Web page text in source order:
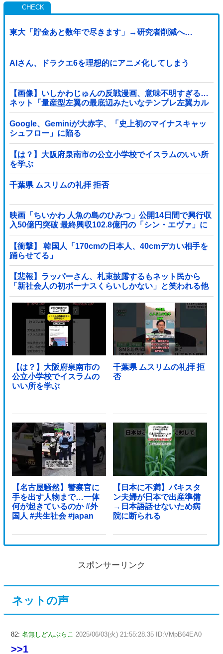
東大「貯金あと数年で尽きます」→研究者削減へ…
AIさん、ドラクエ6を理想的にアニメ化してしまう
【画像】いしかわじゅんの反戦漫画、意味不明すぎる…
ネット「量産型左翼の最底辺みたいなテンプレ左翼カル
ト陰謀妄想漫画しか描けなくなってる」
Google、Geminiが大赤字、「史上初のマイナスキャッ
シュフロー」に陥る
【は？】大阪府泉南市の公立小学校でイスラムのいい所
を学ぶ
千葉県 ムスリムの礼拝 拒否
映画「ちいかわ 人魚の島のひみつ」公開14日間で興行収
入50億円突破 最終興収102.8億円の「シン・エヴァ」に
並ぶペース
【衝撃】 韓国人「170cmの日本人、40cmデカい相手を
踊らせてる」
【悲報】ラッパーさん、札束披露するもネット民から
「新社会人の初ボーナスくらいしかない」と笑われる他
【は？】大阪府泉南市の
公立小学校でイスラムの
いい所を学ぶ
千葉県 ムスリムの礼拝 拒
否
【名古屋騒然】警察官に
手を出す人物まで…一体
何が起きているのか #外
国人 #共生社会 #japan
【日本に不満】パキスタ
ン夫婦が日本で出産準備
→日本語話せないため病
院に断られる
スポンサーリンク
ネットの声
82: 名無しどんぶらこ 2025/06/03(火) 21:55:28.35 ID:VMpB64EA0
>>1